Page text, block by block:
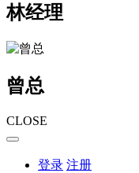
林经理
曾总
CLOSE
登录 注册